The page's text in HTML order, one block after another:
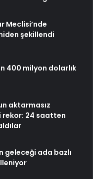
Meclisi’nde
şekillendi
400 milyon dolarlık
aktarmasız
24 saatten
geleceği ada bazlı